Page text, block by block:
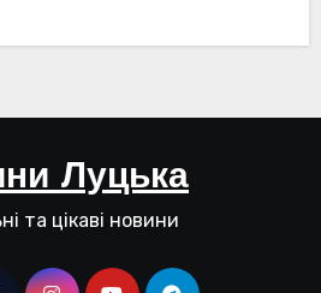
Луцька
та цікаві новини